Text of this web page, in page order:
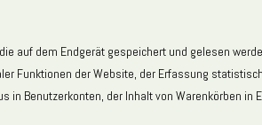
auf dem Endgerät gespeichert und gelesen
Funktionen der Website, der Erfassung
Benutzerkonten, der Inhalt von Warenkörben